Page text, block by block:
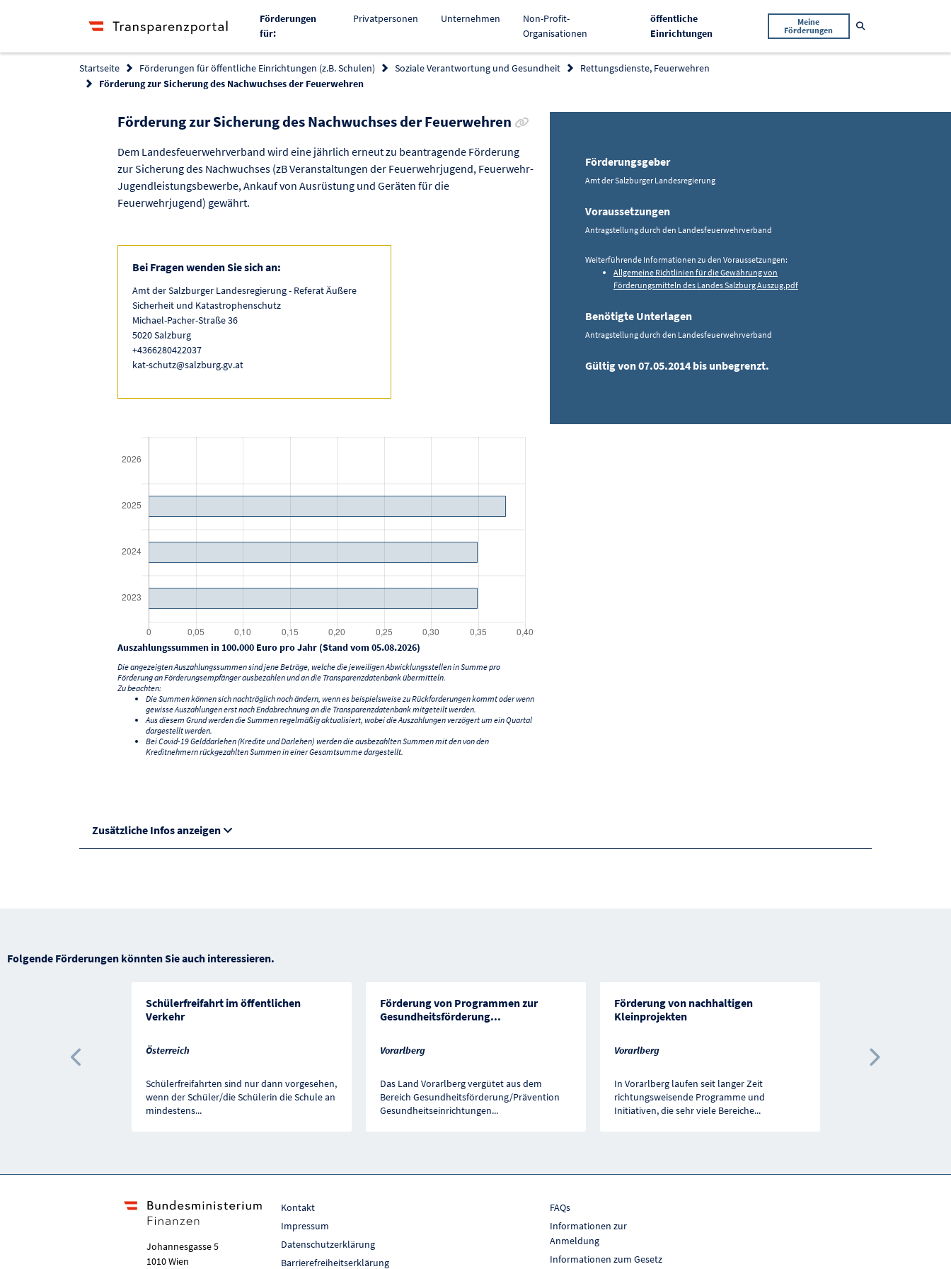
Förderungen
für:
Privatpersonen Unternehmen
Non-Profit-
Organisationen
öffentliche
EinrichtungenAktiv
Meine
Förderungen
Startseite Förderungen für öffentliche Einrichtungen (z.B. Schulen) Soziale Verantwortung und Gesundheit
Rettungsdienste, Feuerwehren
Förderung zur Sicherung des Nachwuchses der Feuerwehren
Förderung zur Sicherung des Nachwuchses der Feuerwehren Link zur Förderung kopieren
Dem Landesfeuerwehrverband wird eine jährlich erneut zu beantragende Förderung
zur Sicherung des Nachwuchses (zB Veranstaltungen der Feuerwehrjugend, Feuerwehr-
Jugendleistungsbewerbe, Ankauf von Ausrüstung und Geräten für die
Feuerwehrjugend) gewährt.
Bei Fragen wenden Sie sich an:
Amt der Salzburger Landesregierung - Referat Äußere
Sicherheit und Katastrophenschutz
Michael-Pacher-Straße 36
5020 Salzburg
+4366280422037
kat-schutz@salzburg.gv.at
Auszahlungssummen in 100.000 Euro pro Jahr (Stand vom 05.08.2026)
Die angezeigten Auszahlungssummen sind jene Beträge, welche die jeweiligen Abwicklungsstellen in Summe pro
Förderung an Förderungsempfänger ausbezahlen und an die Transparenzdatenbank übermitteln.
Zu beachten:
Die Summen können sich nachträglich noch ändern, wenn es beispielsweise zu Rückforderungen kommt oder wenn
gewisse Auszahlungen erst nach Endabrechnung an die Transparenzdatenbank mitgeteilt werden.
Aus diesem Grund werden die Summen regelmäßig aktualisiert, wobei die Auszahlungen verzögert um ein Quartal
dargestellt werden.
Bei Covid-19 Gelddarlehen (Kredite und Darlehen) werden die ausbezahlten Summen mit den von den
Kreditnehmern rückgezahlten Summen in einer Gesamtsumme dargestellt.
Förderungsgeber
Amt der Salzburger Landesregierung
Voraussetzungen
Antragstellung durch den Landesfeuerwehrverband
Weiterführende Informationen zu den Voraussetzungen:
Allgemeine Richtlinien für die Gewährung von
Förderungsmitteln des Landes Salzburg Auszug.pdf
Benötigte Unterlagen
Antragstellung durch den Landesfeuerwehrverband
Gültig von 07.05.2014 bis unbegrenzt.
Zusätzliche Infos anzeigen
Folgende Förderungen könnten Sie auch interessieren.
Schülerfreifahrt im öffentlichen
Verkehr
Österreich
Schülerfreifahrten sind nur dann vorgesehen,
wenn der Schüler/die Schülerin die Schule an
mindestens...
Förderung von Programmen zur
Gesundheitsförderung...
Vorarlberg
Das Land Vorarlberg vergütet aus dem
Bereich Gesundheitsförderung/Prävention
Gesundheitseinrichtungen...
Förderung von nachhaltigen
Kleinprojekten
Vorarlberg
In Vorarlberg laufen seit langer Zeit
richtungsweisende Programme und
Initiativen, die sehr viele Bereiche...
Vorherige Förderung Nächste
Johannesgasse 5
1010 Wien
Kontakt
Impressum
Datenschutzerklärung
Barrierefreiheitserklärung
FAQs
Informationen zur
Anmeldung
Informationen zum Gesetz